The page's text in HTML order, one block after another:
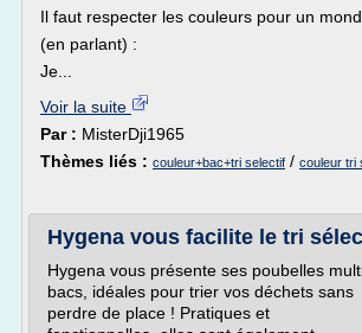
Il faut respecter les couleurs pour un
(en parlant) :
Je...
Voir la suite
Par : MisterDji1965
Thèmes liés : couleur+bac+tri selectif / couleur tri
Hygena vous facilite le tri
Hygena vous présente ses poubelles
bacs, idéales pour trier vos déchets sans
perdre de place ! Pratiques et